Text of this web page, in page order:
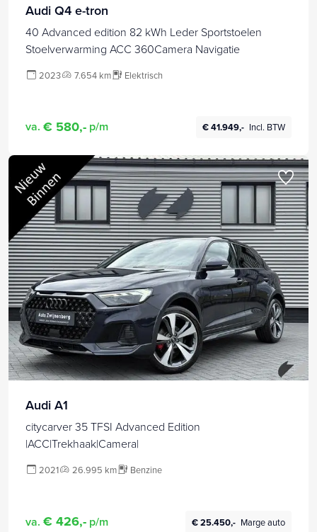
Audi Q4 e-tron
40 Advanced edition 82 kWh Leder Sportstoelen
Stoelverwarming ACC 360Camera Navigatie
2023 7.654 km Elektrisch
va. € 580,- p/m € 41.949,- Incl. BTW
Audi A1
citycarver 35 TFSI Advanced Edition
|ACC|Trekhaak|Camera|
2021 26.995 km Benzine
va. € 426,- p/m € 25.450,- Marge auto